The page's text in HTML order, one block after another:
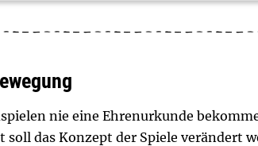
nie eine Ehrenurkunde
das Konzept der Spiele verändert